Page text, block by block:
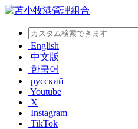
English
中文版
한국어
русский
Youtube
X
Instagram
TikTok